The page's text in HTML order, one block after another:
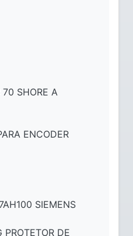
70 SHORE A
ENCODER
SIEMENS
DE